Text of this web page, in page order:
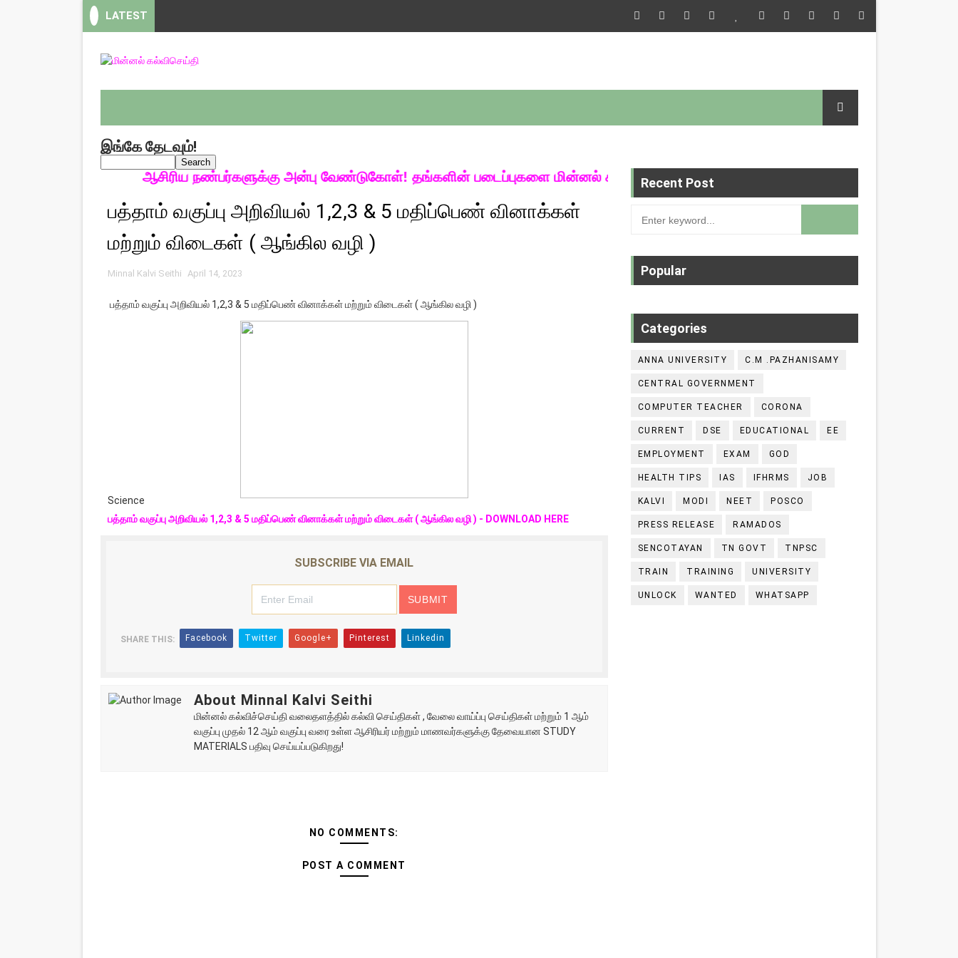
LATEST
இங்கே தேடவும்!
ஆசிரிய நண்பர்களுக்கு அன்பு வேண்டுகோள்! தங்களின் படைப்புகளை மின்னல் கல்விச் செய்தி இணையதளத்தில் பதிவு செய்ய 9345616572
பத்தாம் வகுப்பு அறிவியல் 1,2,3 & 5 மதிப்பெண் வினாக்கள்
மற்றும் விடைகள் ( ஆங்கில வழி )
Minnal Kalvi Seithi April 14, 2023
பத்தாம் வகுப்பு அறிவியல் 1,2,3 & 5 மதிப்பெண் வினாக்கள் மற்றும் விடைகள் ( ஆங்கில வழி )
Science
பத்தாம் வகுப்பு அறிவியல் 1,2,3 & 5 மதிப்பெண் வினாக்கள் மற்றும் விடைகள் ( ஆங்கில வழி ) - DOWNLOAD HERE
SUBSCRIBE VIA EMAIL
SHARE THIS: Facebook Twitter Google+ Pinterest Linkedin
About Minnal Kalvi Seithi
மின்னல் கல்விச்செய்தி வலைதளத்தில் கல்வி செய்திகள் , வேலை வாய்ப்பு செய்திகள் மற்றும் 1 ஆம்
வகுப்பு முதல் 12 ஆம் வகுப்பு வரை உள்ள ஆசிரியர் மற்றும் மாணவர்களுக்கு தேவையான STUDY
MATERIALS பதிவு செய்யப்படுகிறது!
NO COMMENTS:
POST A COMMENT
Recent Post
Popular
Categories
ANNA UNIVERSITY C.M .PAZHANISAMY
CENTRAL GOVERNMENT
COMPUTER TEACHER CORONA
CURRENT DSE EDUCATIONAL EE
EMPLOYMENT EXAM GOD
HEALTH TIPS IAS IFHRMS JOB
KALVI MODI NEET POSCO
PRESS RELEASE RAMADOS
SENCOTAYAN TN GOVT TNPSC
TRAIN TRAINING UNIVERSITY
UNLOCK WANTED WHATSAPP